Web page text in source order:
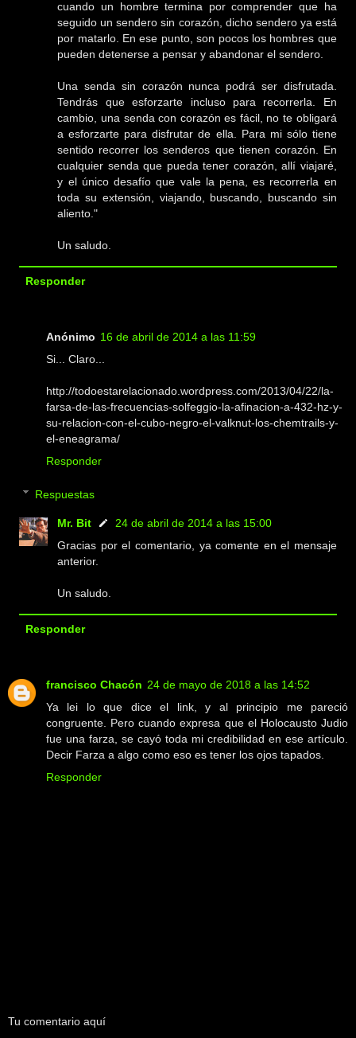
cuando un hombre termina por comprender que ha
seguido un sendero sin corazón, dicho sendero ya está
por matarlo. En ese punto, son pocos los hombres que
pueden detenerse a pensar y abandonar el sendero.
Una senda sin corazón nunca podrá ser disfrutada.
Tendrás que esforzarte incluso para recorrerla. En
cambio, una senda con corazón es fácil, no te obligará
a esforzarte para disfrutar de ella. Para mi sólo tiene
sentido recorrer los senderos que tienen corazón. En
cualquier senda que pueda tener corazón, allí viajaré,
y el único desafío que vale la pena, es recorrerla en
toda su extensión, viajando, buscando, buscando sin
aliento."
Un saludo.
Responder
Anónimo 16 de abril de 2014 a las 11:59
Si... Claro...
http://todoestarelacionado.wordpress.com/2013/04/22/la-
farsa-de-las-frecuencias-solfeggio-la-afinacion-a-432-hz-y-
su-relacion-con-el-cubo-negro-el-valknut-los-chemtrails-y-
el-eneagrama/
Responder
Respuestas
Mr. Bit
24 de abril de 2014 a las 15:00
Gracias por el comentario, ya comente en el mensaje
anterior.
Un saludo.
Responder
francisco Chacón 24 de mayo de 2018 a las 14:52
Ya lei lo que dice el link, y al principio me pareció
congruente. Pero cuando expresa que el Holocausto Judio
fue una farza, se cayó toda mi credibilidad en ese artículo.
Decir Farza a algo como eso es tener los ojos tapados.
Responder
Tu comentario aquí